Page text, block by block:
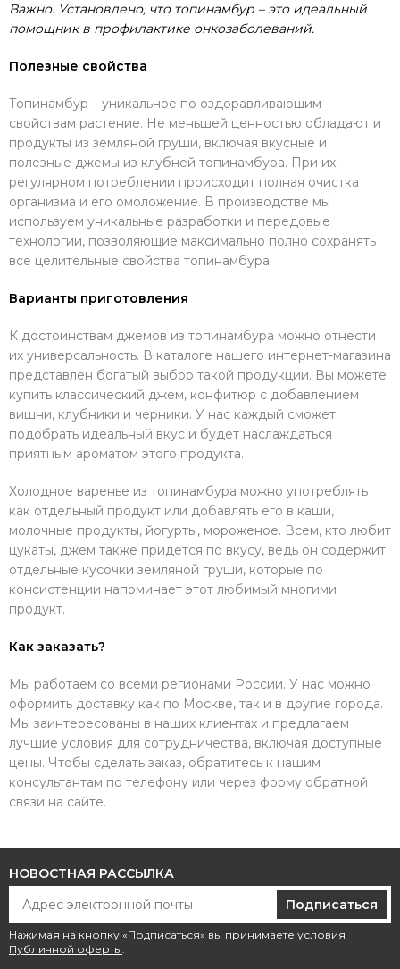
Важно. Установлено, что топинамбур – это идеальный
помощник в профилактике онкозаболеваний.
Полезные свойства
Топинамбур – уникальное по оздоравливающим
свойствам растение. Не меньшей ценностью обладают и
продукты из земляной груши, включая вкусные и
полезные джемы из клубней топинамбура. При их
регулярном потреблении происходит полная очистка
организма и его омоложение. В производстве мы
используем уникальные разработки и передовые
технологии, позволяющие максимально полно сохранять
все целительные свойства топинамбура.
Варианты приготовления
К достоинствам джемов из топинамбура можно отнести
их универсальность. В каталоге нашего интернет-магазина
представлен богатый выбор такой продукции. Вы можете
купить классический джем, конфитюр с добавлением
вишни, клубники и черники. У нас каждый сможет
подобрать идеальный вкус и будет наслаждаться
приятным ароматом этого продукта.
Холодное варенье из топинамбура можно употреблять
как отдельный продукт или добавлять его в каши,
молочные продукты, йогурты, мороженое. Всем, кто любит
цукаты, джем также придется по вкусу, ведь он содержит
отдельные кусочки земляной груши, которые по
консистенции напоминает этот любимый многими
продукт.
Как заказать?
Мы работаем со всеми регионами России. У нас можно
оформить доставку как по Москве, так и в другие города.
Мы заинтересованы в наших клиентах и предлагаем
лучшие условия для сотрудничества, включая доступные
цены. Чтобы сделать заказ, обратитесь к нашим
консультантам по телефону или через форму обратной
связи на сайте.
НОВОСТНАЯ РАССЫЛКА
Подписаться
Нажимая на кнопку «Подписаться» вы принимаете условия
Публичной оферты.